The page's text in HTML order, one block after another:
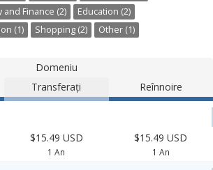
and Finance (2)
Education (2)
(1)
Shopping (2) Other (1)
Domeniu
Transferați Reînnoire
$15.49 USD
1 An
$15.49 USD
1 An